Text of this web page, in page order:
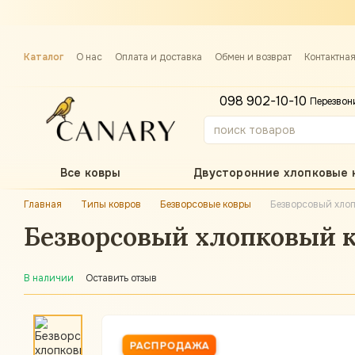
Каталог О нас Оплата и доставка Обмен и возврат
098 902-10-10
Все ковры Двусторонние хлопковые
Главная Типы ковров Безворсовые ковры Безворсовый
Безворсовый хлопковый
В наличии Оставить отзыв
РАСПРОДАЖА